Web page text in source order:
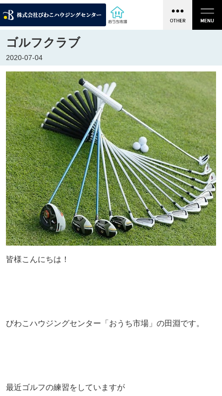
ゴルフクラブ
2020-07-04
皆様こんにちは！
びわこハウジングセンター「おうち市場」の田淵です。
最近ゴルフの練習をしていますが